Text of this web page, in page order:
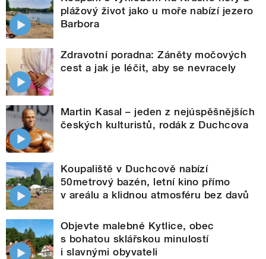
plážový život jako u moře nabízí jezero
Barbora
Zdravotní poradna: Záněty močových
cest a jak je léčit, aby se nevracely
Martin Kasal – jeden z nejúspěšnějších
českých kulturistů, rodák z Duchcova
Koupaliště v Duchcově nabízí
50metrový bazén, letní kino přímo
v areálu a klidnou atmosféru bez davů
Objevte malebné Kytlice, obec
s bohatou sklářskou minulostí
i slavnými obyvateli